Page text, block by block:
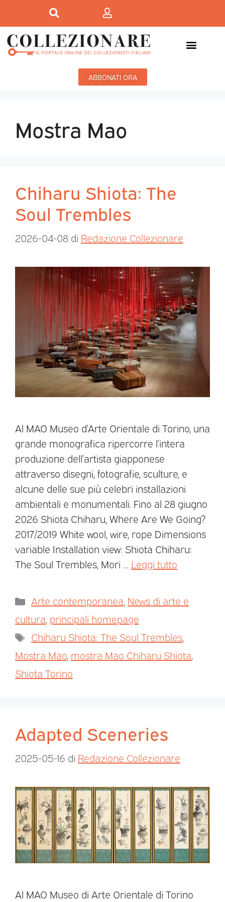
ABBONATI ORA
Mostra Mao
Chiharu Shiota: The
Soul Trembles
2026-04-08 di Redazione Collezionare
Al MAO Museo d’Arte Orientale di Torino, una
grande monografica ripercorre l’intera
produzione dell’artista giapponese
attraverso disegni, fotografie, sculture, e
alcune delle sue più celebri installazioni
ambientali e monumentali. Fino al 28 giugno
2026 Shiota Chiharu, Where Are We Going?
2017/2019 White wool, wire, rope Dimensions
variable Installation view: Shiota Chiharu:
The Soul Trembles, Mori … Leggi tutto
Arte contemporanea News di arte e
cultura principali homepage
Chiharu Shiota: The Soul Trembles
Mostra Mao mostra Mao Chiharu Shiota
Shiota Torino
Adapted Sceneries
2025-05-16 di Redazione Collezionare
Al MAO Museo di Arte Orientale di Torino